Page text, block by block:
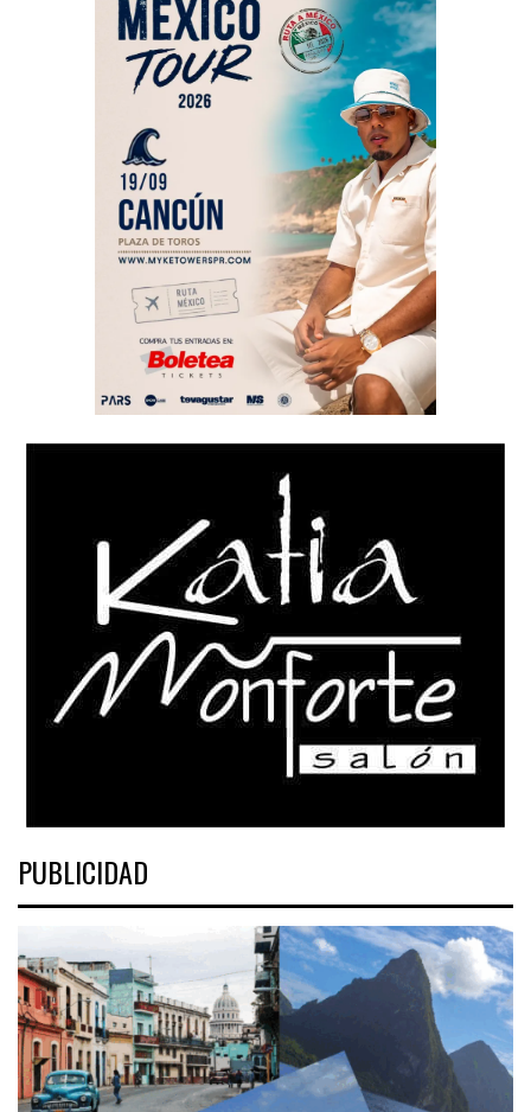
PUBLICIDAD